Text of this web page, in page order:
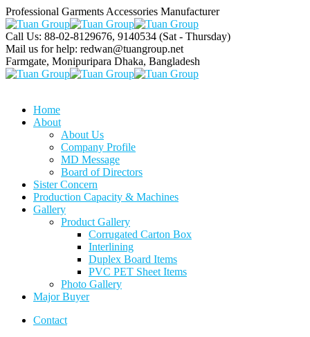
Professional Garments Accessories Manufacturer
Call Us: 88-02-8129676, 9140534 (Sat - Thursday)
Mail us for help: redwan@tuangroup.net
Farmgate, Monipuripara Dhaka, Bangladesh
Home
About
About Us
Company Profile
MD Message
Board of Directors
Sister Concern
Production Capacity & Machines
Gallery
Product Gallery
Corrugated Carton Box
Interlining
Duplex Board Items
PVC PET Sheet Items
Photo Gallery
Major Buyer
Contact